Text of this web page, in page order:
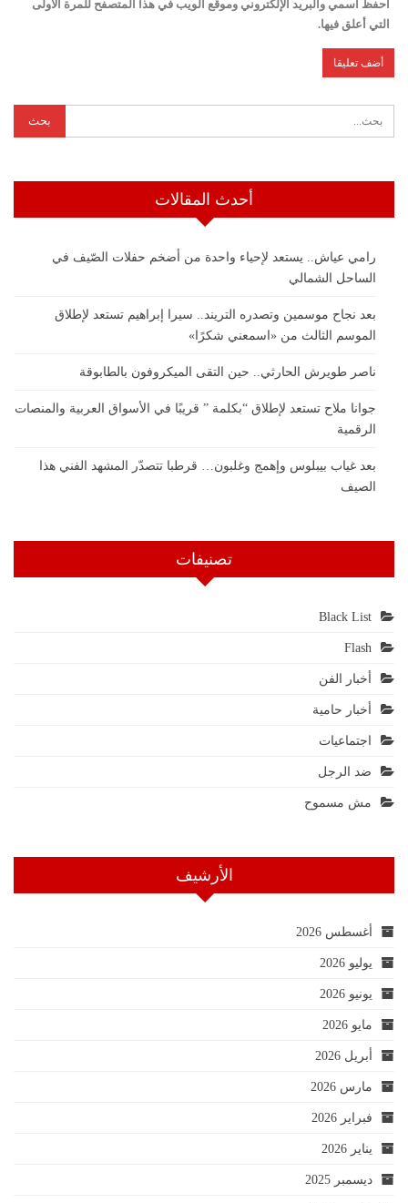
احفظ اسمي والبريد الإلكتروني وموقع الويب في هذا المتصفح للمرة الأولى
التي أعلق فيها.
أحدث المقالات
رامي عياش.. يستعد لإحياء واحدة من أضخم حفلات الصّيف في
الساحل الشمالي
بعد نجاح موسمين وتصدره التريند.. سيرا إبراهيم تستعد لإطلاق
الموسم الثالث من «اسمعني شكرًا»
ناصر طويرش الحارثي.. حين التقى الميكروفون بالطابوقة
جوانا ملاح تستعد لإطلاق “بكلمة ” قريبًا في الأسواق العربية والمنصات
الرقمية
بعد غياب بيبلوس وإهمج وغلبون… قرطبا تتصدّر المشهد الفني هذا
الصيف
تصنيفات
Black List
Flash
أخبار الفن
أخبار حامية
اجتماعيات
ضد الرجل
مش مسموح
الأرشيف
أغسطس 2026
يوليو 2026
يونيو 2026
مايو 2026
أبريل 2026
مارس 2026
فبراير 2026
يناير 2026
ديسمبر 2025